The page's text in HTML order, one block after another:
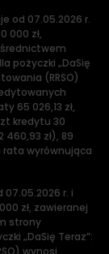
od 07.05.2026 r.
000 zł,
pożyczki „DaSię
(RRSO)
65 026,13 zł,
kredytu 30
460,93 zł), 89
rata wyrównująca
r. i
zł, zawieranej
strony
„DaSię Teraz”: